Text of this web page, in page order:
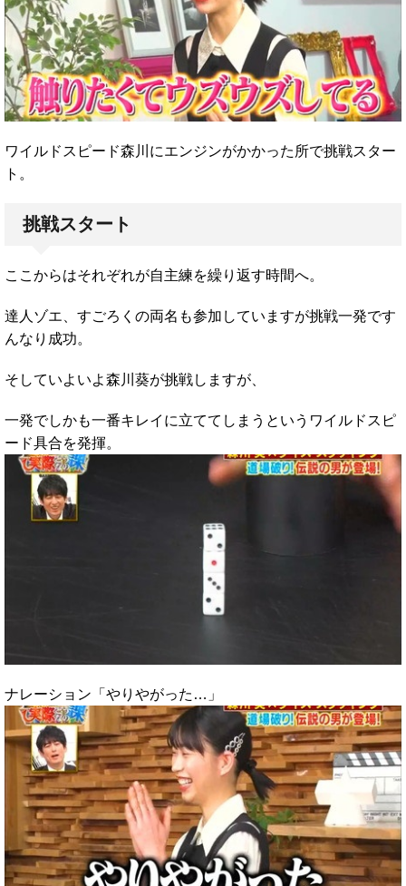
ワイルドスピード森川にエンジンがかかった所で挑戦スター
ト。
挑戦スタート
ここからはそれぞれが自主練を繰り返す時間へ。
達人ゾエ、すごろくの両名も参加していますが挑戦一発です
んなり成功。
そしていよいよ森川葵が挑戦しますが、
一発でしかも一番キレイに立ててしまうというワイルドスピ
ード具合を発揮。
ナレーション「やりやがった…」